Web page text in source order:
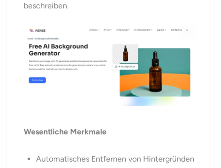
beschreiben.
Wesentliche Merkmale
Automatisches Entfernen von Hintergründen